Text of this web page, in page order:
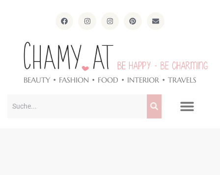
BEAUTY • FASHION • FOOD • INTERIOR • TRAVELS